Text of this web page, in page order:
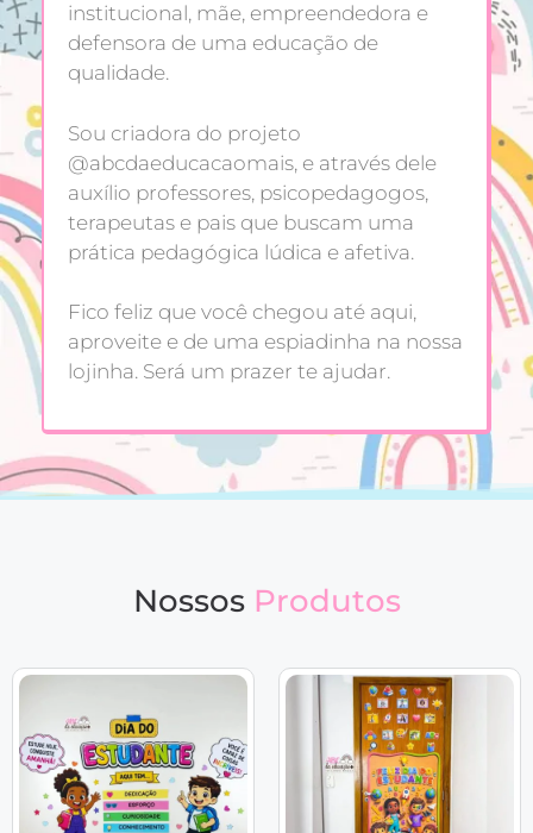
institucional, mãe, empreendedora e
defensora de uma educação de
qualidade.
Sou criadora do projeto
@abcdaeducacaomais, e através dele
auxílio professores, psicopedagogos,
terapeutas e pais que buscam uma
prática pedagógica lúdica e afetiva.
Fico feliz que você chegou até aqui,
aproveite e de uma espiadinha na nossa
lojinha. Será um prazer te ajudar.
Nossos Produtos